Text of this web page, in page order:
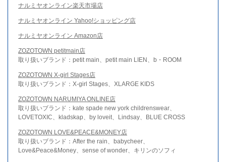
ナルミヤオンライン楽天市場店
ナルミヤオンライン Yahoo!ショッピング店
ナルミヤオンライン Amazon店
ZOZOTOWN petitmain店
取り扱いブランド：petit main、petit main LIEN、b・ROOM
ZOZOTOWN X-girl Stages店
取り扱いブランド：X-girl Stages、XLARGE KIDS
ZOZOTOWN NARUMIYA ONLINE店
取り扱いブランド：kate spade new york childrenswear、
LOVETOXIC、kladskap、by loveit、Lindsay、BLUE CROSS
ZOZOTOWN LOVE&PEACE&MONEY店
取り扱いブランド：After the rain、babycheer、
Love&Peace&Money、sense of wonder、キリンのソフィ